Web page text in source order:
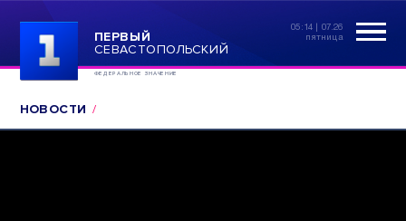
ПЕРВЫЙ
СЕВАСТОПОЛЬСКИЙ
ФЕДЕРАЛЬНОЕ ЗНАЧЕНИЕ
05:14 | 07.26
пятница
НОВОСТИ